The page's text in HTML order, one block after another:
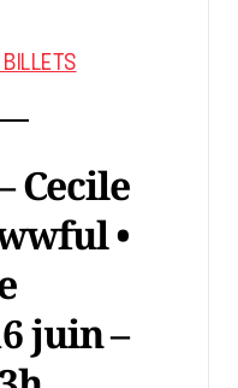
BILLETS
Cecile
•
juin –